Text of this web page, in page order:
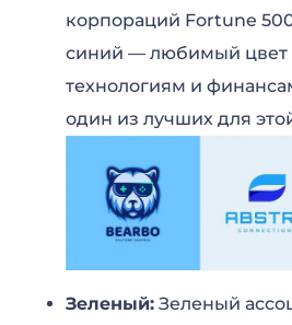
корпораций Fortune
синий — любимый цвет
технологиям и
один из лучших для
Зеленый: Зеленый